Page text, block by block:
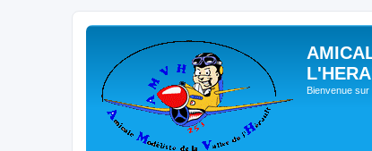
Bienvenue sur